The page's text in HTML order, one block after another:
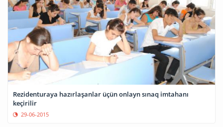
Rezidenturaya hazırlaşanlar üçün onlayn sınaq imtahanı
keçirilir
29-06-2015